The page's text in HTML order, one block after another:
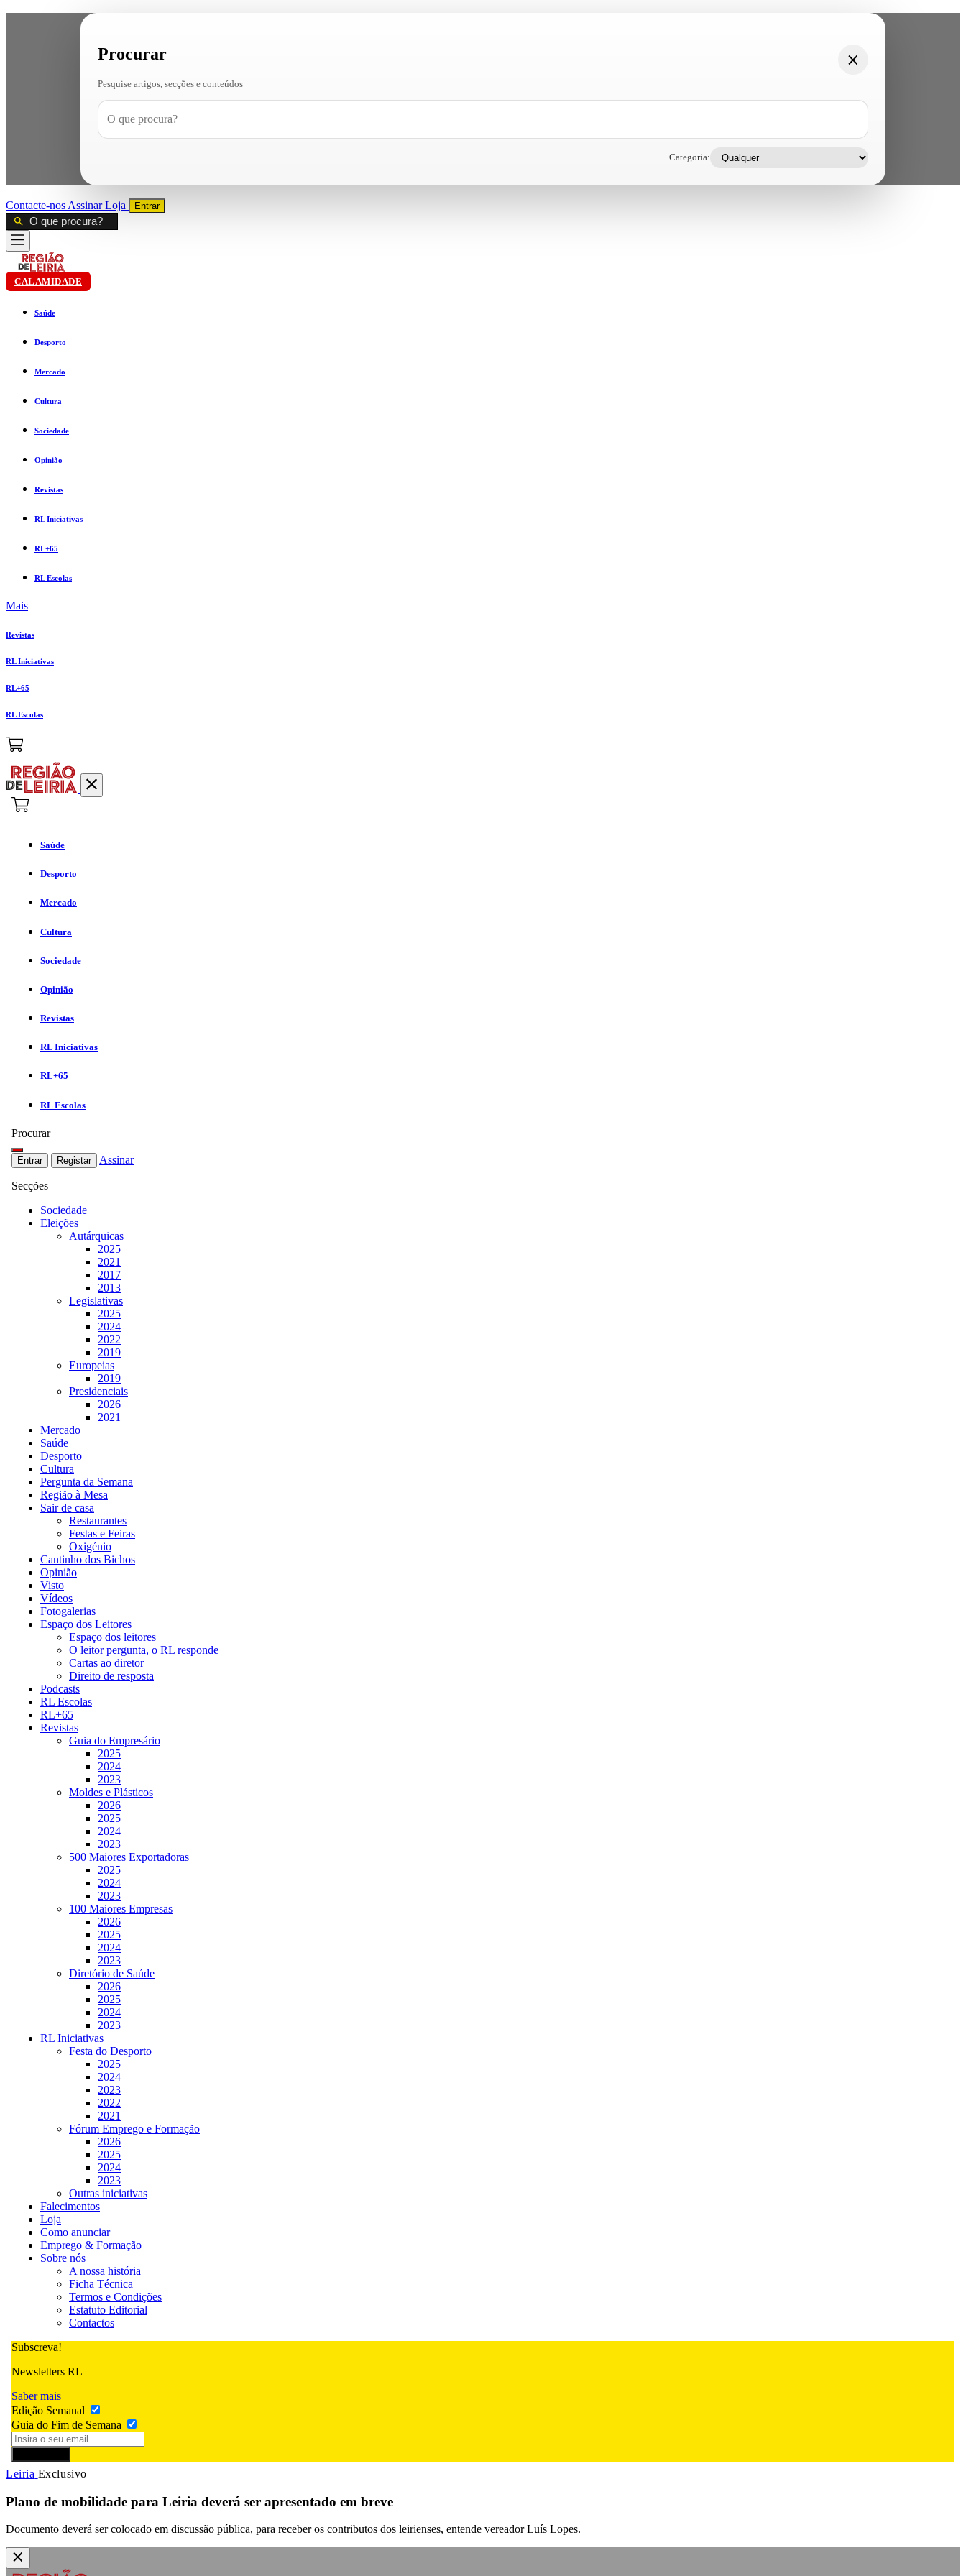
Procurar
Pesquise artigos, secções e conteúdos
Categoria:
Contacte-nos AssinarLoja Entrar
CALAMIDADE
Saúde
Desporto
Mercado
Cultura
Sociedade
Opinião
Revistas
RL Iniciativas
RL+65
RL Escolas
Mais
Revistas
RL Iniciativas
RL+65
RL Escolas
Saúde
Desporto
Mercado
Cultura
Sociedade
Opinião
Revistas
RL Iniciativas
RL+65
RL Escolas
Procurar
Entrar Registar Assinar
Secções
Sociedade
Eleições
Autárquicas
2025
2021
2017
2013
Legislativas
2025
2024
2022
2019
Europeias
2019
Presidenciais
2026
2021
Mercado
Saúde
Desporto
Cultura
Pergunta da Semana
Região à Mesa
Sair de casa
Restaurantes
Festas e Feiras
Oxigénio
Cantinho dos Bichos
Opinião
Visto
Vídeos
Fotogalerias
Espaço dos Leitores
Espaço dos leitores
O leitor pergunta, o RL responde
Cartas ao diretor
Direito de resposta
Podcasts
RL Escolas
RL+65
Revistas
Guia do Empresário
2025
2024
2023
Moldes e Plásticos
2026
2025
2024
2023
500 Maiores Exportadoras
2025
2024
2023
100 Maiores Empresas
2026
2025
2024
2023
Diretório de Saúde
2026
2025
2024
2023
RL Iniciativas
Festa do Desporto
2025
2024
2023
2022
2021
Fórum Emprego e Formação
2026
2025
2024
2023
Outras iniciativas
Falecimentos
Loja
Como anunciar
Emprego & Formação
Sobre nós
A nossa história
Ficha Técnica
Termos e Condições
Estatuto Editorial
Contactos
Subscreva!
Newsletters RL
Saber mais
Edição Semanal
Guia do Fim de Semana
Leiria Exclusivo
Plano de mobilidade para Leiria deverá ser apresentado em breve
Documento deverá ser colocado em discussão pública, para receber os contributos dos leirienses, entende vereador Luís Lopes.